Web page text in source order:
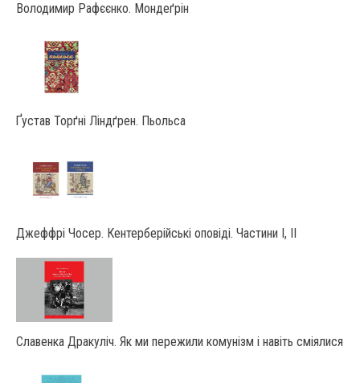
Володимир Рафєєнко. Мондеґрін
Ґустав Торґні Ліндґрен. Пьольса
Джеффрі Чосер. Кентерберійські оповіді. Частини І, ІІ
Славенка Дракуліч. Як ми пережили комунізм і навіть сміялися